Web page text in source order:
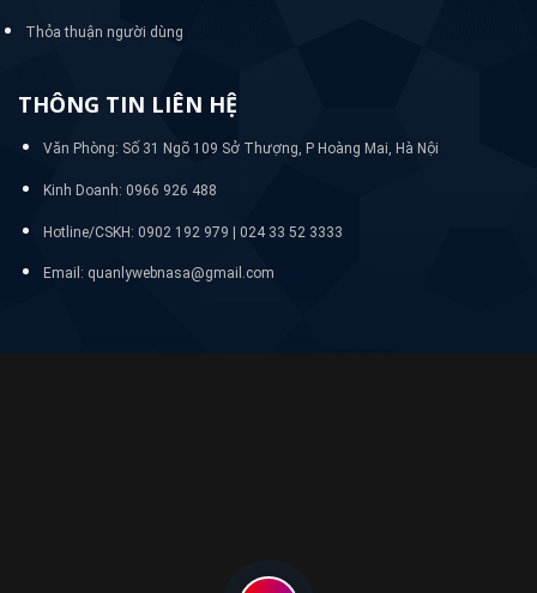
Thỏa thuận người dùng
THÔNG TIN LIÊN HỆ
Văn Phòng: Số 31 Ngõ 109 Sở Thượng, P Hoàng Mai, Hà Nội
Kinh Doanh: 0966 926 488
Hotline/CSKH: 0902 192 979 | 024 33 52 3333
Email: quanlywebnasa@gmail.com